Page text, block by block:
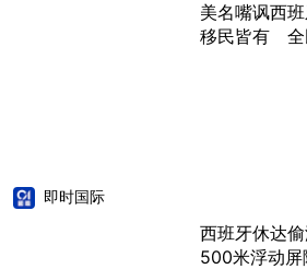
美名嘴讽西
移民皆有 全
即时国际
西班牙休达
500米浮动屏